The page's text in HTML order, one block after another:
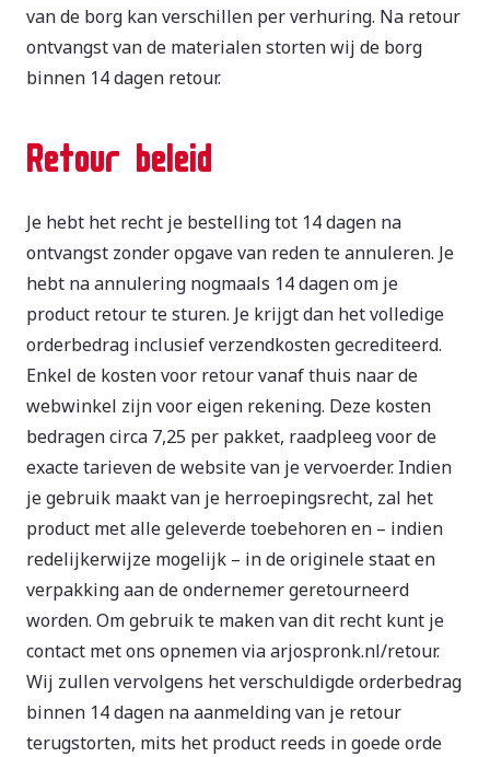
van de borg kan verschillen per verhuring. Na retour
ontvangst van de materialen storten wij de borg
binnen 14 dagen retour.
Retour beleid
Je hebt het recht je bestelling tot 14 dagen na
ontvangst zonder opgave van reden te annuleren. Je
hebt na annulering nogmaals 14 dagen om je
product retour te sturen. Je krijgt dan het volledige
orderbedrag inclusief verzendkosten gecrediteerd.
Enkel de kosten voor retour vanaf thuis naar de
webwinkel zijn voor eigen rekening. Deze kosten
bedragen circa 7,25 per pakket, raadpleeg voor de
exacte tarieven de website van je vervoerder. Indien
je gebruik maakt van je herroepingsrecht, zal het
product met alle geleverde toebehoren en – indien
redelijkerwijze mogelijk – in de originele staat en
verpakking aan de ondernemer geretourneerd
worden. Om gebruik te maken van dit recht kunt je
contact met ons opnemen via arjospronk.nl/retour.
Wij zullen vervolgens het verschuldigde orderbedrag
binnen 14 dagen na aanmelding van je retour
terugstorten, mits het product reeds in goede orde